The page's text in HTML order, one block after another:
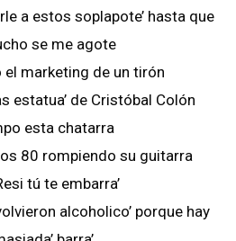
a estos soplapote’ hasta que
se me agote
el marketing de un tirón
estatua’ de Cristóbal Colón
esta chatarra
80 rompiendo su guitarra
tú te embarra’
alcoholico’ porque hay